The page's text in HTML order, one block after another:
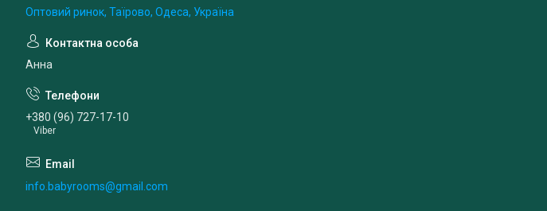
Оптовий ринок, Таїрово, Одеса, Україна
Анна
+380 (96) 727-17-10
Viber
info.babyrooms@gmail.com